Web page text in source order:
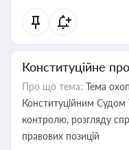
Конституційне
Про що тема: Тема
Конституційним Судом
контролю, розгляду
правових позицій